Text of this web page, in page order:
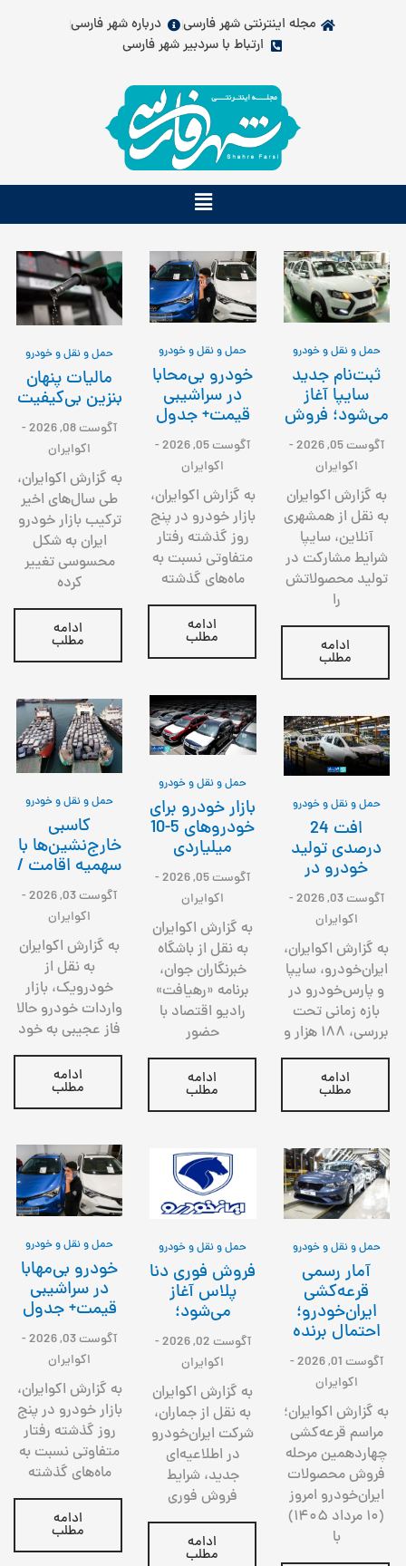
مجله اینترنتی شهر فارسی
درباره شهر فارسی
ارتباط با سردبیر شهر فارسی
Main
Menu
حمل و نقل و خودرو
مالیات پنهان
بنزین بی‌کیفیت
آگوست 08, 2026
-
اکوایران
به گزارش اکوایران،
طی سال‌های اخیر
ترکیب بازار خودرو
ایران به شکل
محسوسی تغییر
کرده
ادامه
مطلب
حمل و نقل و خودرو
خودرو بی‌محابا
در سراشیبی
قیمت+ جدول
آگوست 05, 2026
-
اکوایران
به گزارش اکوایران،
بازار خودرو در پنج
روز گذشته رفتار
متفاوتی نسبت به
ماه‌های گذشته
ادامه
مطلب
حمل و نقل و خودرو
ثبت‌نام جدید
سایپا آغاز
می‌شود؛ فروش
آگوست 05, 2026
-
اکوایران
به گزارش اکوایران
به نقل از همشهری
آنلاین، سایپا
شرایط مشارکت در
تولید محصولاتش
را
ادامه
مطلب
حمل و نقل و خودرو
بازار خودرو برای
خودروهای 5-10
میلیاردی
آگوست 05, 2026
-
اکوایران
به گزارش اکوایران
به نقل از باشگاه
خبرنگاران جوان،
برنامه «رهیافت»
رادیو اقتصاد با
حضور
ادامه
مطلب
حمل و نقل و خودرو
کاسبی
خارج‌نشین‌ها با
سهمیه اقامت /
آگوست 03, 2026
-
اکوایران
به گزارش اکوایران
به نقل از
خودرویک، بازار
واردات خودرو حالا
فاز عجیبی به خود
ادامه
مطلب
حمل و نقل و خودرو
افت 24
درصدی تولید
خودرو در
آگوست 03, 2026
-
اکوایران
به گزارش اکوایران،
ایران‌خودرو، سایپا
و پارس‌خودرو در
بازه زمانی تحت
بررسی، ۱۸۸ هزار و
ادامه
مطلب
حمل و نقل و خودرو
خودرو بی‌مهابا
در سراشیبی
قیمت+ جدول
آگوست 03, 2026
-
اکوایران
به گزارش اکوایران،
بازار خودرو در پنج
روز گذشته رفتار
متفاوتی نسبت به
ماه‌های گذشته
ادامه
مطلب
حمل و نقل و خودرو
فروش فوری دنا
پلاس آغاز
می‌شود؛
آگوست 02, 2026
-
اکوایران
به گزارش اکوایران
به نقل از جماران،
شرکت ایران‌خودرو
در اطلاعیه‌ای
جدید، شرایط
فروش فوری
ادامه
مطلب
حمل و نقل و خودرو
آمار رسمی
قرعه‌کشی
ایران‌خودرو؛
احتمال برنده
آگوست 01, 2026
-
اکوایران
به گزارش اکوایران؛
مراسم قرعه‌کشی
چهاردهمین مرحله
فروش محصولات
ایران‌خودرو امروز
(۱۰ مرداد ۱۴۰۵)
با